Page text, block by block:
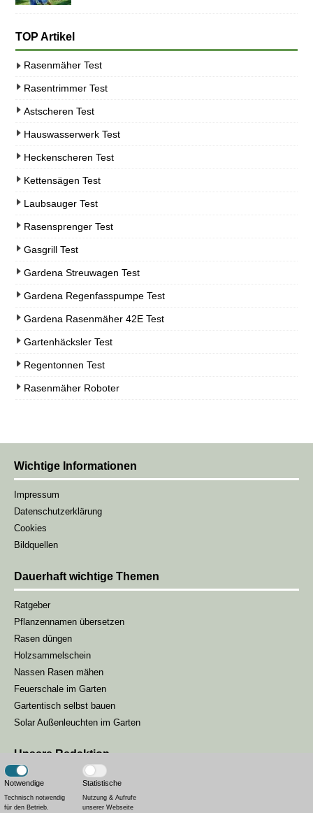
TOP Artikel
Rasenmäher Test
Rasentrimmer Test
Astscheren Test
Hauswasserwerk Test
Heckenscheren Test
Kettensägen Test
Laubsauger Test
Rasensprenger Test
Gasgrill Test
Gardena Streuwagen Test
Gardena Regenfasspumpe Test
Gardena Rasenmäher 42E Test
Gartenhäcksler Test
Regentonnen Test
Rasenmäher Roboter
Wichtige Informationen
Impressum
Datenschutzerklärung
Cookies
Bildquellen
Dauerhaft wichtige Themen
Ratgeber
Pflanzennamen übersetzen
Rasen düngen
Holzsammelschein
Nassen Rasen mähen
Feuerschale im Garten
Gartentisch selbst bauen
Solar Außenleuchten im Garten
Unsere Redaktion
Unsere Gartenmagazin-Redaktion besteht aus drei Redakteuren, die
sich darum kümmern, unseren Lesern die passenden Inhalte zur
Saison zu liefern.
Notwendige
Technisch notwendig
für den Betrieb.
Statistische
Nutzung & Aufrufe
unserer Webseite